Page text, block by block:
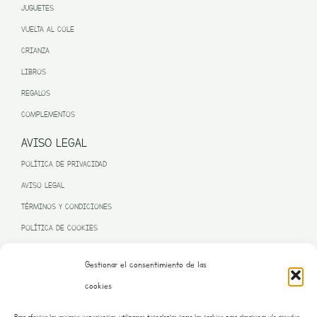
Gestionar el consentimiento de las
cookies
JUGUETES
VUELTA AL COLE
CRIANZA
LIBROS
REGALOS
COMPLEMENTOS
AVISO LEGAL
POLÍTICA DE PRIVACIDAD
AVISO LEGAL
TÉRMINOS Y CONDICIONES
POLÍTICA DE COOKIES